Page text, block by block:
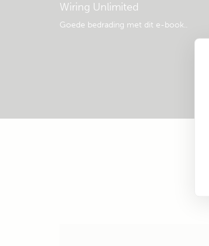
Wiring Unlimited
Goede bedrading met dit e-book..